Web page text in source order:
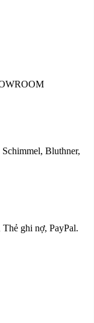
Bluthner,
ghi nợ, PayPal.